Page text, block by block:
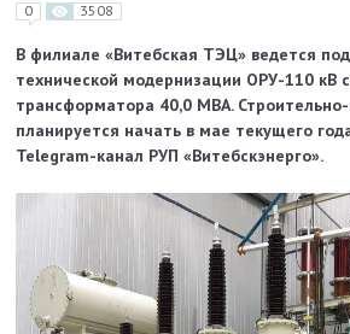
0 3508
В филиале «Витебская ТЭЦ» ведется
технической модернизации ОРУ-110 кВ
трансформатора 40,0 МВА.
планируется начать в мае текущего
Telegram-канал РУП «Витебскэнерго».